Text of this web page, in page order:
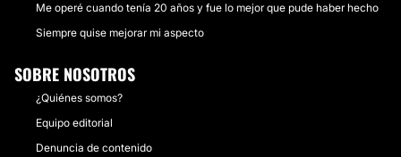
Me operé cuando tenía 20 años y fue lo mejor que pude haber hecho
Siempre quise mejorar mi aspecto
SOBRE NOSOTROS
¿Quiénes somos?
Equipo editorial
Denuncia de contenido